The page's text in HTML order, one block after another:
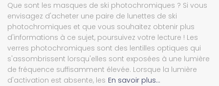
Que sont les masques de ski photochromiques ? Si vous
envisagez d'acheter une paire de lunettes de ski
photochromiques et que vous souhaitez obtenir plus
d'informations à ce sujet, poursuivez votre lecture ! Les
verres photochromiques sont des lentilles optiques qui
s'assombrissent lorsqu'elles sont exposées à une lumière
de fréquence suffisamment élevée. Lorsque la lumière
d'activation est absente, les En savoir plus…